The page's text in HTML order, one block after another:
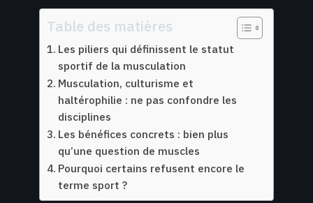
Table des matières
Les piliers qui définissent le statut
sportif de la musculation
Musculation, culturisme et
haltérophilie : ne pas confondre les
disciplines
Les bénéfices concrets : bien plus
qu’une question de muscles
Pourquoi certains refusent encore le
terme sport ?